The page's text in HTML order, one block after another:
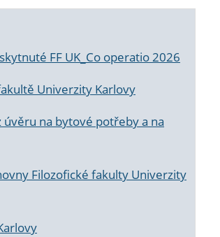
FF UK_Co operatio 2026
Univerzity Karlovy
na bytové potřeby a na
Filozofické fakulty Univerzity